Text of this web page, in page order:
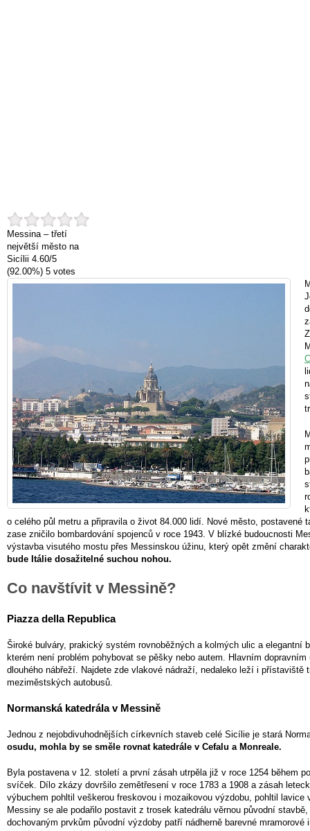
Messina – třetí
největší město na
Sicílii 4.60/5
(92.00%) 5 votes
o celého půl metru a připravila o život 84.000 lidí. Nové město, postavené
zase zničilo bombardování spojenců v roce 1943. V blízké budoucnosti
výstavba visutého mostu přes Messinskou úžinu, který opět změní
bude Itálie dosažitelné suchou nohou.
Co navštívit v Messině?
Piazza della Republica
Široké bulváry, prakický systém rovnoběžných a kolmých ulic a elegantní
kterém není problém pohybovat se pěšky nebo autem. Hlavním
dlouhého nábřeží. Najdete zde vlakové nádraží, nedaleko leží i přístaviště
meziměstských autobusů.
Normanská katedrála v Messině
Jednou z nejobdivuhodnějších církevních staveb celé Sicílie je stará
osudu, mohla by se směle rovnat katedrále v Cefalu a Monreale.
Byla postavena v 12. století a první zásah utrpěla již v roce 1254 během
svíček. Dílo zkázy dovršilo zemětřesení v roce 1783 a 1908 a zásah
výbuchem pohltil veškerou freskovou i mozaikovou výzdobu, pohltil
Messiny se ale podařilo postavit z trosek katedrálu věrnou původní
dochovaným prvkům původní výzdoby patří nádherně barevné